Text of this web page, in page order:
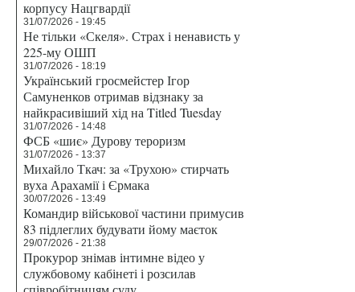
корпусу Нацгвардії
31/07/2026 - 19:45
Не тільки «Скеля». Страх і ненависть у
225-му ОШП
31/07/2026 - 18:19
Український гросмейстер Ігор
Самуненков отримав відзнаку за
найкрасивіший хід на Titled Tuesday
31/07/2026 - 14:48
ФСБ «шиє» Дурову тероризм
31/07/2026 - 13:37
Михайло Ткач: за «Трухою» стирчать
вуха Арахамії і Єрмака
30/07/2026 - 13:49
Командир військової частини примусив
83 підлеглих будувати йому маєток
29/07/2026 - 21:38
Прокурор знімав інтимне відео у
службовому кабінеті і розсилав